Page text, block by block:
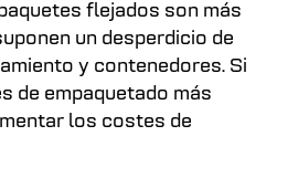
flejados son más
un desperdicio de
y contenedores. Si
de empaquetado más
los costes de